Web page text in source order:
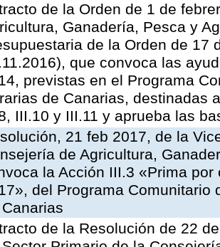
de la Orden de 1 de
Ganadería, Pesca y
de la Orden de 17
que convoca las
previstas en el Programa
de Canarias, destinadas
III.10 y III.11 y aprueba las
21 feb 2017, de la
de Agricultura,
la Acción III.3 «Prima
del Programa Comunitario
de la Resolución de 22